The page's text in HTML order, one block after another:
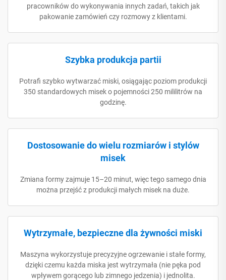
pracowników do wykonywania innych zadań, takich jak
pakowanie zamówień czy rozmowy z klientami.
Szybka produkcja partii
Potrafi szybko wytwarzać miski, osiągając poziom produkcji
350 standardowych misek o pojemności 250 mililitrów na
godzinę.
Dostosowanie do wielu rozmiarów i stylów
misek
Zmiana formy zajmuje 15–20 minut, więc tego samego dnia
można przejść z produkcji małych misek na duże.
Wytrzymałe, bezpieczne dla żywności miski
Maszyna wykorzystuje precyzyjne ogrzewanie i stałe formy,
dzięki czemu każda miska jest wytrzymała (nie pęka pod
wpływem gorącego lub zimnego jedzenia) i jednolita.